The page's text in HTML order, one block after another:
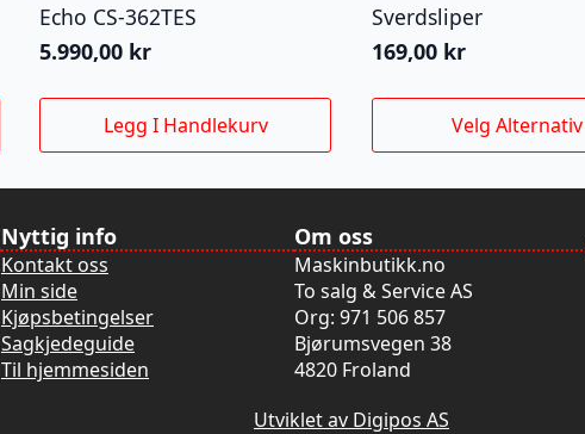
Echo CS-362TES
5.990,00 kr
Legg I Handlekurv
Sverdsliper
169,00 kr
Velg Alternativ
Dette
produktet
flere
Alternativene
kan
velges
på
produktsiden
Nyttig info
Kontakt oss
Min side
Kjøpsbetingelser
Sagkjedeguide
Til hjemmesiden
Om oss
Maskinbutikk.no
To salg & Service AS
Org: 971 506 857
Bjørumsvegen 38
4820 Froland
Utviklet av Digipos AS